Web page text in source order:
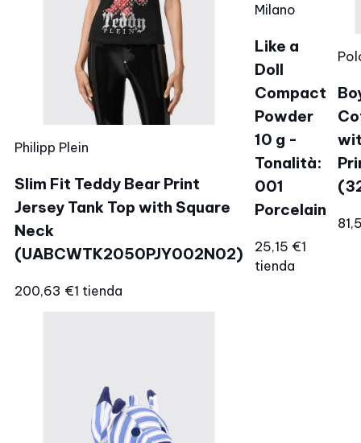
Philipp Plein
Slim Fit Teddy Bear Print
Jersey Tank Top with Square
Neck
(UABCWTK2050PJY002N02)
200,63 €1 tienda
Milano
Like a
Doll
Compact
Powder
10 g -
Tonalità:
001
Porcelain
25,15 €1
tienda